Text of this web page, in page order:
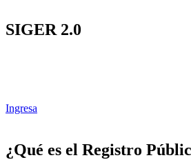
SIGER 2.0
Ingresa
¿Qué es el Registro